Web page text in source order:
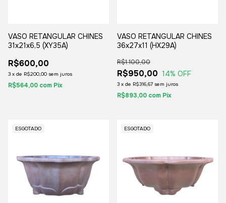
VASO RETANGULAR CHINES
31x21x6,5 (XY35A)
R$600,00
3 x de R$200,00 sem juros
R$564,00 com Pix
VASO RETANGULAR CHINES
36x27x11 (HX29A)
R$950,00
R$1.100,00
14% OFF
3 x de R$316,67 sem juros
R$893,00 com Pix
ESGOTADO ESGOTADO